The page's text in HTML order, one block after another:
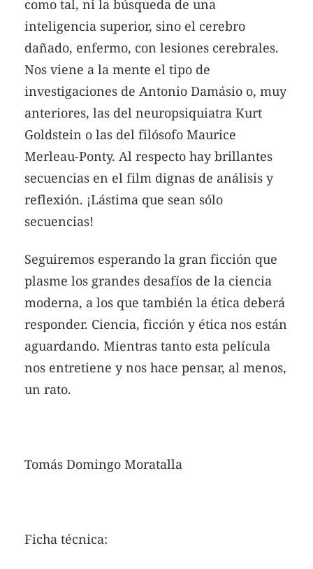
como tal, ni la búsqueda de una
inteligencia superior, sino el cerebro
dañado, enfermo, con lesiones cerebrales.
Nos viene a la mente el tipo de
investigaciones de Antonio Damásio o, muy
anteriores, las del neuropsiquiatra Kurt
Goldstein o las del filósofo Maurice
Merleau-Ponty. Al respecto hay brillantes
secuencias en el film dignas de análisis y
reflexión. ¡Lástima que sean sólo
secuencias!
Seguiremos esperando la gran ficción que
plasme los grandes desafíos de la ciencia
moderna, a los que también la ética deberá
responder. Ciencia, ficción y ética nos están
aguardando. Mientras tanto esta película
nos entretiene y nos hace pensar, al menos,
un rato.
Tomás Domingo Moratalla
Ficha técnica: